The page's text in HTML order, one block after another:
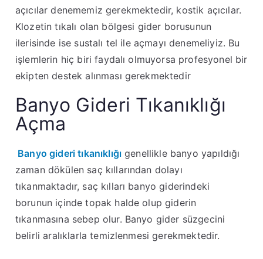
açıcılar denememiz gerekmektedir, kostik açıcılar.
Klozetin tıkalı olan bölgesi gider borusunun
ilerisinde ise sustalı tel ile açmayı denemeliyiz. Bu
işlemlerin hiç biri faydalı olmuyorsa profesyonel bir
ekipten destek alınması gerekmektedir
Banyo Gideri Tıkanıklığı
Açma
Banyo gideri tıkanıklığı genellikle banyo yapıldığı
zaman dökülen saç kıllarından dolayı
tıkanmaktadır, saç kılları banyo giderindeki
borunun içinde topak halde olup giderin
tıkanmasına sebep olur. Banyo gider süzgecini
belirli aralıklarla temizlenmesi gerekmektedir.